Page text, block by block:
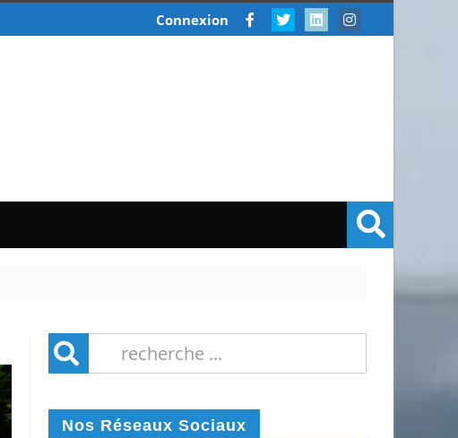
Connexion
Nos Réseaux Sociaux